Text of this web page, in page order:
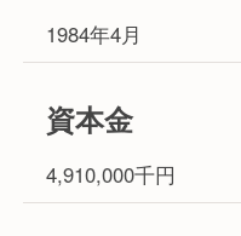
1984年4月
資本金
4,910,000千円